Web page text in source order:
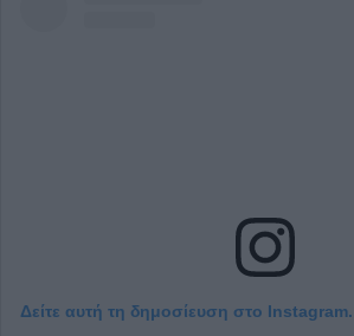
Δείτε αυτή τη δημοσίευση στο Instagram.